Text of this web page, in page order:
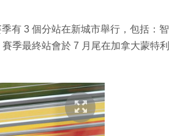
有 3 個分站在新城市舉行，包括：智
季最終站會於 7 月尾在加拿大蒙特利